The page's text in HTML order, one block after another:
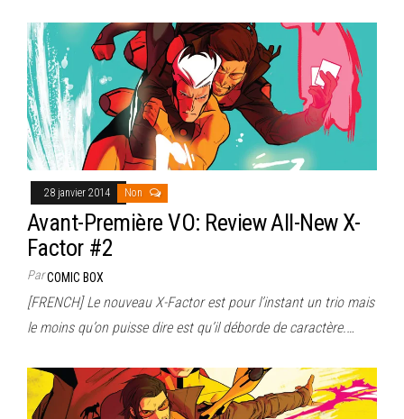
28 janvier 2014 Non
Avant-Première VO: Review All-New X-
Factor #2
ParCOMIC BOX
[FRENCH] Le nouveau X-Factor est pour l’instant un trio mais
le moins qu’on puisse dire est qu’il déborde de caractère.…